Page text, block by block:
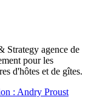
Strategy agence de
pour les
d'hôtes et de gîtes.
: Andry Proust